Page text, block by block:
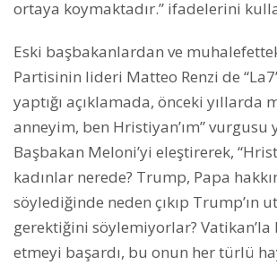
ortaya koymaktadır.” ifadelerini
Eski başbakanlardan ve
Partisinin lideri Matteo Renzi de
yaptığı açıklamada, önceki yıllarda
anneyim, ben Hristiyan’ım” vurgusu
Başbakan Meloni’yi eleştirerek,
kadınlar nerede? Trump, Papa
söylediğinde neden çıkıp Trump’ın
gerektiğini söylemiyorlar? Vatikan’la
etmeyi başardı, bu onun her türlü